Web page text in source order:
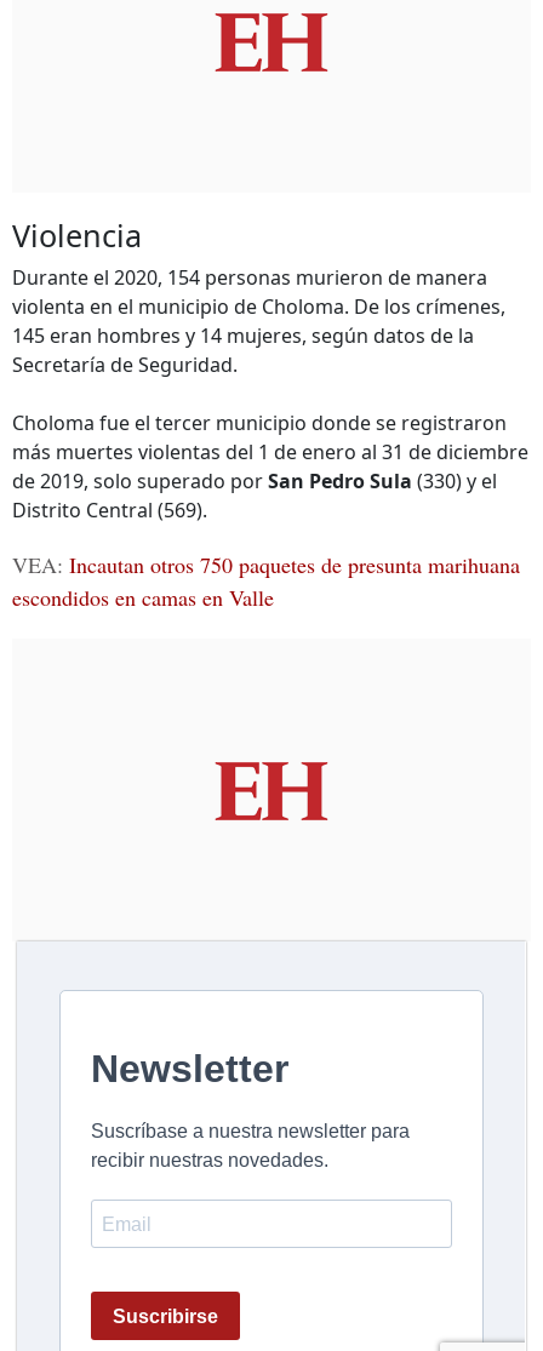
Violencia
Durante el 2020, 154 personas murieron de manera
violenta en el municipio de Choloma. De los crímenes,
145 eran hombres y 14 mujeres, según datos de la
Secretaría de Seguridad.
Choloma fue el tercer municipio donde se registraron
más muertes violentas del 1 de enero al 31 de diciembre
de 2019, solo superado porSan Pedro Sula (330) y el
Distrito Central (569).
VEA: Incautan otros 750 paquetes de presunta marihuana
escondidos en camas en Valle